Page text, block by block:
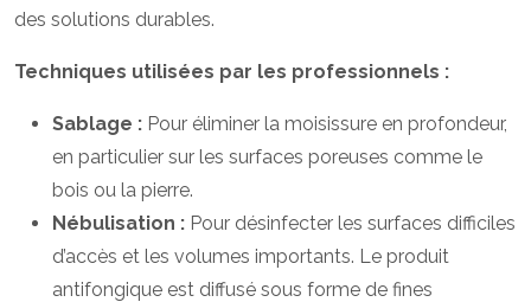
des solutions durables.
Techniques utilisées par les professionnels :
Sablage : Pour éliminer la moisissure en profondeur,
en particulier sur les surfaces poreuses comme le
bois ou la pierre.
Nébulisation : Pour désinfecter les surfaces difficiles
d’accès et les volumes importants. Le produit
antifongique est diffusé sous forme de fines